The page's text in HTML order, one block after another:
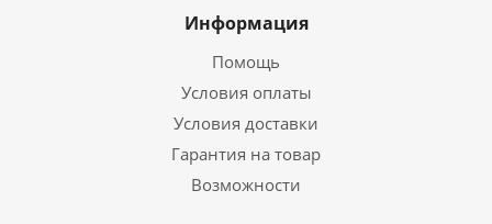
Информация
Помощь
Условия оплаты
Условия доставки
Гарантия на товар
Возможности